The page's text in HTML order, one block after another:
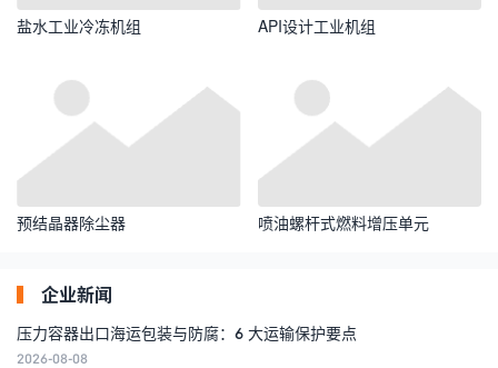
盐水工业冷冻机组 API设计工业机组
预结晶器除尘器 喷油螺杆式燃料增压单元
企业新闻
压力容器出口海运包装与防腐：6 大运输保护要点
2026-08-08